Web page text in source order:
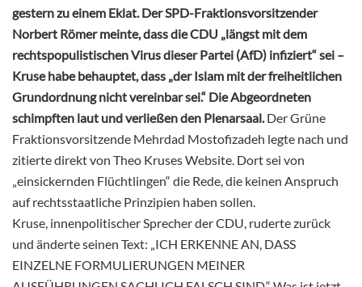
gestern zu einem Eklat. Der SPD-Fraktionsvorsitzender
Norbert Römer meinte, dass die CDU „längst mit dem
rechtspopulistischen Virus dieser Partei (AfD) infiziert“ sei –
Kruse habe behauptet, dass „der Islam mit der freiheitlichen
Grundordnung nicht vereinbar sei.“ Die Abgeordneten
schimpften laut und verließen den Plenarsaal. Der Grüne
Fraktionsvorsitzende Mehrdad Mostofizadeh legte nach und
zitierte direkt von Theo Kruses Website. Dort sei von
„einsickernden Flüchtlingen“ die Rede, die keinen Anspruch
auf rechtsstaatliche Prinzipien haben sollen.
Kruse, innenpolitischer Sprecher der CDU, ruderte zurück
und änderte seinen Text: „ICH ERKENNE AN, DASS
EINZELNE FORMULIERUNGEN MEINER